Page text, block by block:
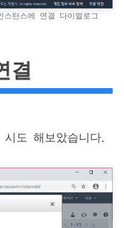
턴스에 연결 다이얼로그
결
도 해보았습니다.